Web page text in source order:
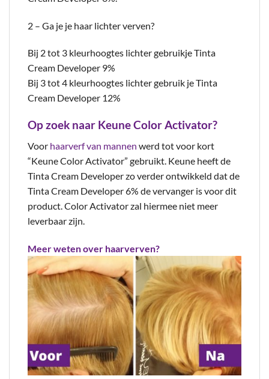
2 – Ga je je haar lichter verven?
Bij 2 tot 3 kleurhoogtes lichter gebruikje Tinta
Cream Developer 9%
Bij 3 tot 4 kleurhoogtes lichter gebruik je Tinta
Cream Developer 12%
Op zoek naar Keune Color Activator?
Voor haarverf van mannen werd tot voor kort
“Keune Color Activator” gebruikt. Keune heeft de
Tinta Cream Developer zo verder ontwikkeld dat de
Tinta Cream Developer 6% de vervanger is voor dit
product. Color Activator zal hiermee niet meer
leverbaar zijn.
Meer weten over haarverven?